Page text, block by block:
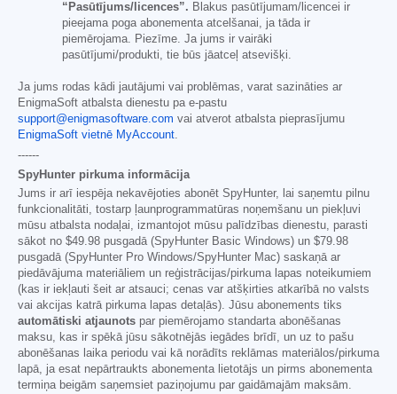
“Pasūtījums/licences”. Blakus pasūtījumam/licencei ir
pieejama poga abonementa atcelšanai, ja tāda ir
piemērojama. Piezīme. Ja jums ir vairāki
pasūtījumi/produkti, tie būs jāatceļ atsevišķi.
Ja jums rodas kādi jautājumi vai problēmas, varat sazināties ar
EnigmaSoft atbalsta dienestu pa e-pastu
support@enigmasoftware.com vai atverot atbalsta pieprasījumu
EnigmaSoft vietnē MyAccount.
------
SpyHunter pirkuma informācija
Jums ir arī iespēja nekavējoties abonēt SpyHunter, lai saņemtu pilnu
funkcionalitāti, tostarp ļaunprogrammatūras noņemšanu un piekļuvi
mūsu atbalsta nodaļai, izmantojot mūsu palīdzības dienestu, parasti
sākot no $49.98 pusgadā (SpyHunter Basic Windows) un $79.98
pusgadā (SpyHunter Pro Windows/SpyHunter Mac) saskaņā ar
piedāvājuma materiāliem un reģistrācijas/pirkuma lapas noteikumiem
(kas ir iekļauti šeit ar atsauci; cenas var atšķirties atkarībā no valsts
vai akcijas katrā pirkuma lapas detaļās). Jūsu abonements tiks
automātiski atjaunots par piemērojamo standarta abonēšanas
maksu, kas ir spēkā jūsu sākotnējās iegādes brīdī, un uz to pašu
abonēšanas laika periodu vai kā norādīts reklāmas materiālos/pirkuma
lapā, ja esat nepārtraukts abonementa lietotājs un pirms abonementa
termiņa beigām saņemsiet paziņojumu par gaidāmajām maksām.